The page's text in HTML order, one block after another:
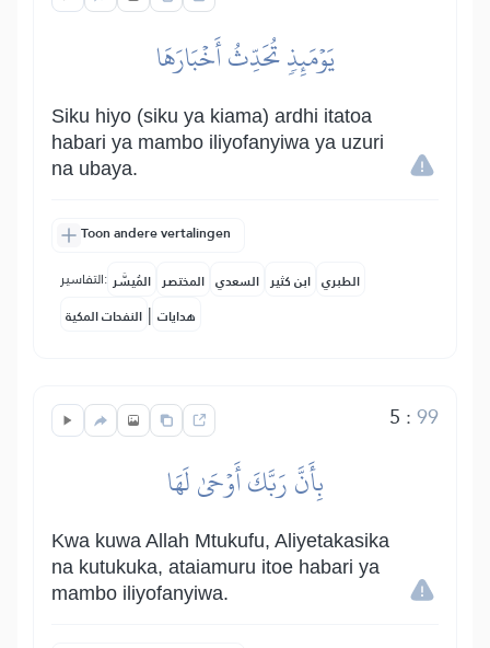
يَوۡمَئِذٖ تُحَدِّثُ أَخۡبَارَهَا
Siku hiyo (siku ya kiama) ardhi itatoa
habari ya mambo iliyofanyiwa ya uzuri
na ubaya.
Toon andere vertalingen
التفاسير: المُيسَّر المختصر السعدي ابن كثير الطبري
النفحات المكية | هدايات
5 :99
بِأَنَّ رَبَّكَ أَوۡحَىٰ لَهَا
Kwa kuwa Allah Mtukufu, Aliyetakasika
na kutukuka, ataiamuru itoe habari ya
mambo iliyofanyiwa.